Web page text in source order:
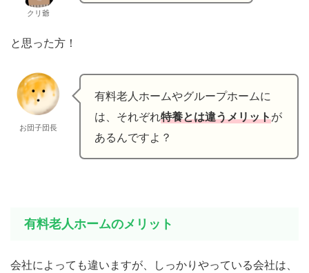
クリ爺
と思った方！
お団子団長
有料老人ホームやグループホームに
は、それぞれ特養とは違うメリットが
あるんですよ？
有料老人ホームのメリット
会社によっても違いますが、しっかりやっている会社は、